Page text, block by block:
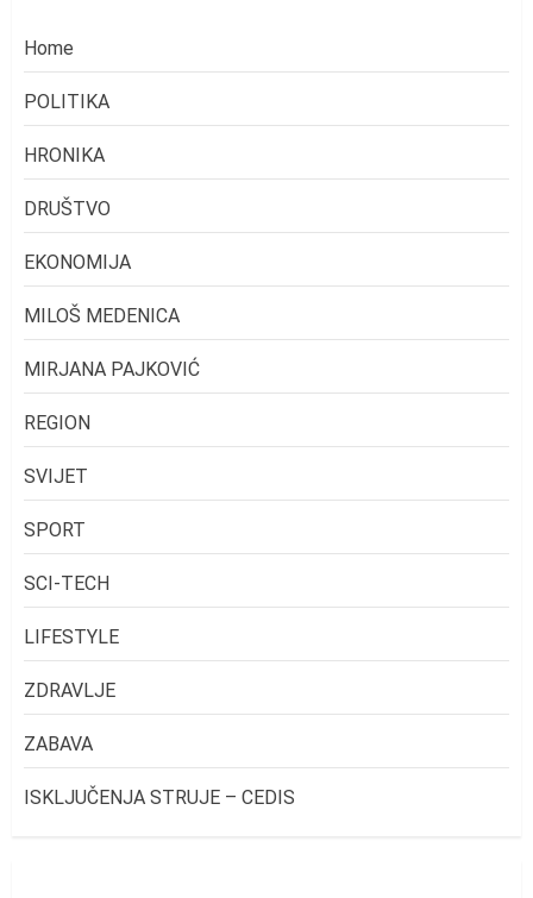
Home
POLITIKA
HRONIKA
DRUŠTVO
EKONOMIJA
MILOŠ MEDENICA
MIRJANA PAJKOVIĆ
REGION
SVIJET
SPORT
SCI-TECH
LIFESTYLE
ZDRAVLJE
ZABAVA
ISKLJUČENJA STRUJE – CEDIS